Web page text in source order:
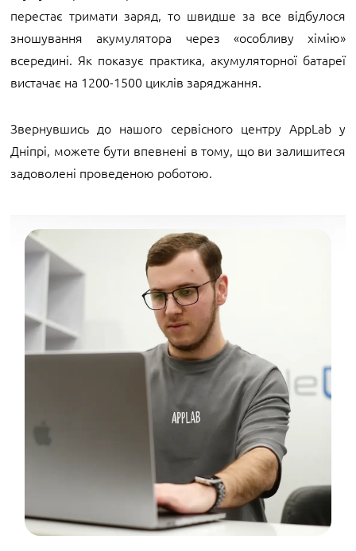
перестає тримати заряд, то швидше за все відбулося
зношування акумулятора через «особливу хімію»
всередині. Як показує практика, акумуляторної батареї
вистачає на 1200-1500 циклів заряджання.
Звернувшись до нашого сервісного центру AppLab у
Дніпрі, можете бути впевнені в тому, що ви залишитеся
задоволені проведеною роботою.